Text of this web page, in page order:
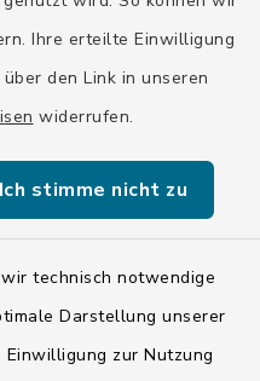
Ihre erteilte Einwilligung
den Link in unseren
widerrufen.
Ich stimme nicht zu
technisch notwendige
Darstellung unserer
zur Nutzung
09